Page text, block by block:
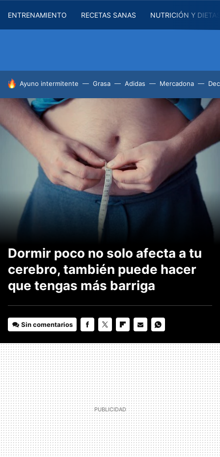
ENTRENAMIENTO RECETAS SANAS NUTRICIÓN Y
HOY SE HABLA DE
Ayuno intermitente Grasa Adidas Mercadona
Dormir poco no solo afecta a tu
cerebro, también puede hacer
que tengas más barriga
Sin comentarios
MAIL